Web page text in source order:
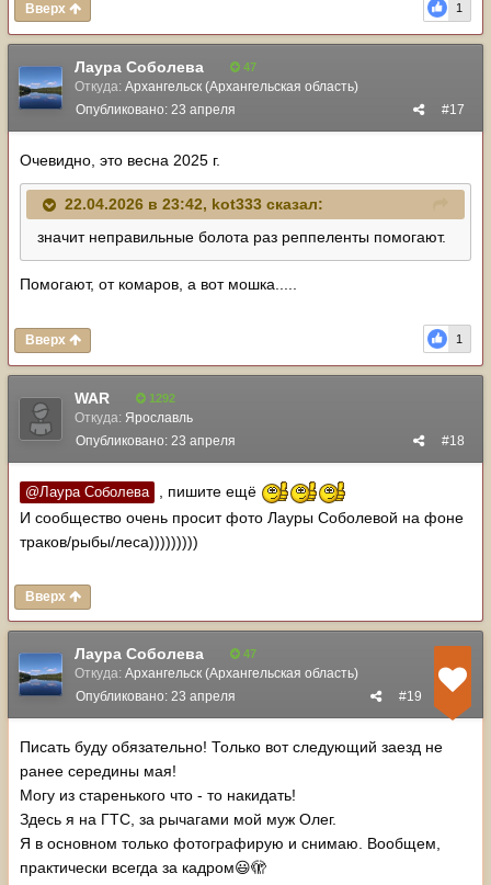
1
Вверх
Лаура Соболева 47
Откуда: Архангельск (Архангельская область)
#17
Опубликовано: 23 апреля
Очевидно, это весна 2025 г.
22.04.2026 в 23:42, kot333 сказал:
значит неправильные болота раз реппеленты помогают.
Помогают, от комаров, а вот мошка.....
1
Вверх
WAR 1292
Откуда: Ярославль
#18
Опубликовано: 23 апреля
@Лаура Соболева
, пишите ещё
И сообщество очень просит фото Лауры Соболевой на фоне
траков/рыбы/леса)))))))))
Вверх
Лаура Соболева 47
Откуда: Архангельск (Архангельская область)
#19
Опубликовано: 23 апреля
Писать буду обязательно! Только вот следующий заезд не
ранее середины мая!
Могу из старенького что - то накидать!
Здесь я на ГТС, за рычагами мой муж Олег.
Я в основном только фотографирую и снимаю. Вообщем,
практически всегда за кадром😃🫣